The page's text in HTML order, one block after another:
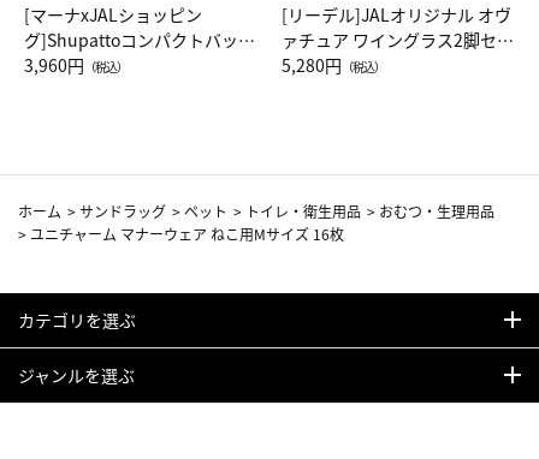
[マーナxJALショッピン
グ]Shupattoコンパクトバッグ
Drop JAL客室乗務員（LC）ス
3,960円 （税込）
[リーデル]JALオリジナル オヴ
ァチュア ワイングラス2脚セッ
ト（レッドワイン）
5,280円 （税込）
ホーム >サンドラッグ >ペット > トイレ・衛生用品 > おむつ・生理用品
> ユニチャーム マナーウェア ねこ用Mサイズ 16枚
カテゴリを選ぶ
ジャンルを選ぶ